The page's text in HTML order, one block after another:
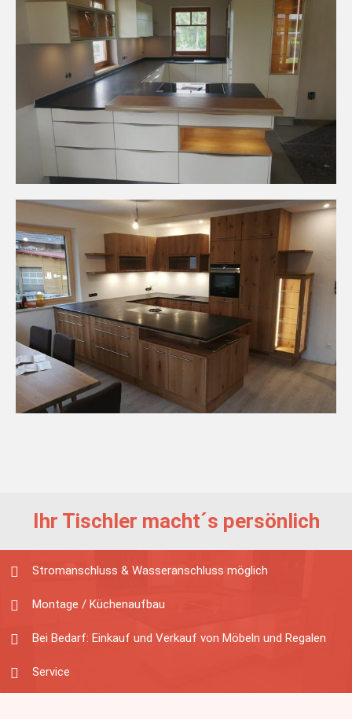
Ihr Tischler macht´s persönlich
Stromanschluss & Wasseranschluss möglich
Montage / Küchenaufbau
Bei Bedarf: Einkauf und Verkauf von Möbeln und Regalen
Service